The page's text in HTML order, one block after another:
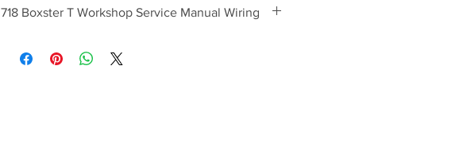
718 Boxster T Workshop Service Manual Wiring
Repair Manual Electrical Wiring Diagram Circuit